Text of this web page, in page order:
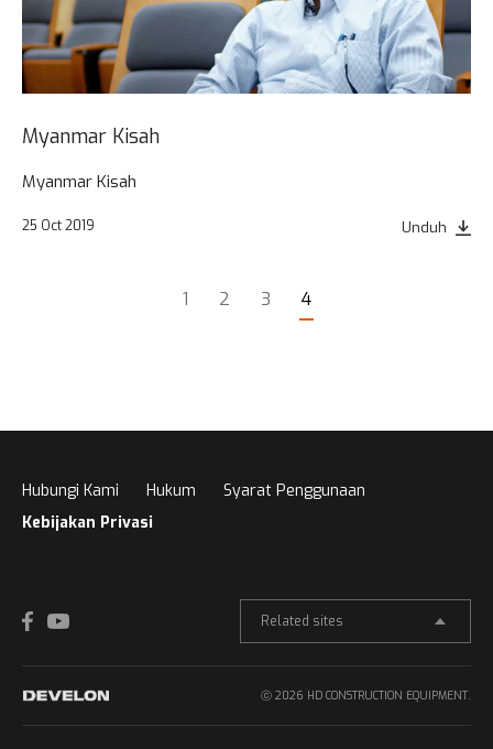
Myanmar Kisah
Myanmar Kisah
25 Oct 2019 Unduh
1 2 3 4
Hubungi Kami Hukum
Syarat Penggunaan
Kebijakan Privasi
Related sites
ⓒ 2026 HD CONSTRUCTION EQUIPMENT.